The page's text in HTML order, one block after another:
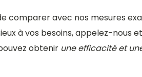
comparer avec nos mesures
à vos besoins, appelez-nous
obtenir une efficacité et